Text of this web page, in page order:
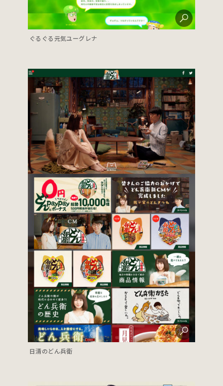
ぐるぐる元気ユーグレナ
日清のどん兵衛